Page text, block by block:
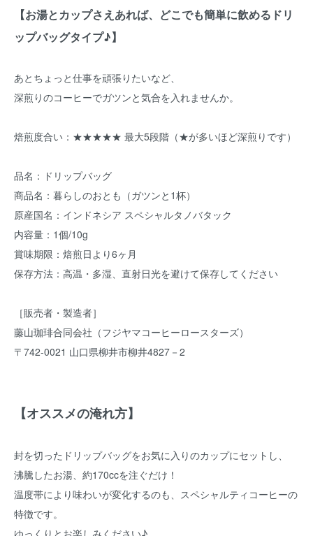
【お湯とカップさえあれば、どこでも簡単に飲めるドリ
ップバッグタイプ♪】
あとちょっと仕事を頑張りたいなど、
深煎りのコーヒーでガツンと気合を入れませんか。
焙煎度合い：★★★★★ 最大5段階（★が多いほど深煎りです）
品名：ドリップバッグ
商品名：暮らしのおとも（ガツンと1杯）
原産国名：インドネシア スペシャルタノバタック
内容量：1個/10g
賞味期限：焙煎日より6ヶ月
保存方法：高温・多湿、直射日光を避けて保存してください
［販売者・製造者］
藤山珈琲合同会社（フジヤマコーヒーロースターズ）
〒742-0021 山口県柳井市柳井4827－2
【オススメの淹れ方】
封を切ったドリップバッグをお気に入りのカップにセットし、
沸騰したお湯、約170ccを注ぐだけ！
温度帯により味わいが変化するのも、スペシャルティコーヒーの
特徴です。
ゆっくりとお楽しみください♪